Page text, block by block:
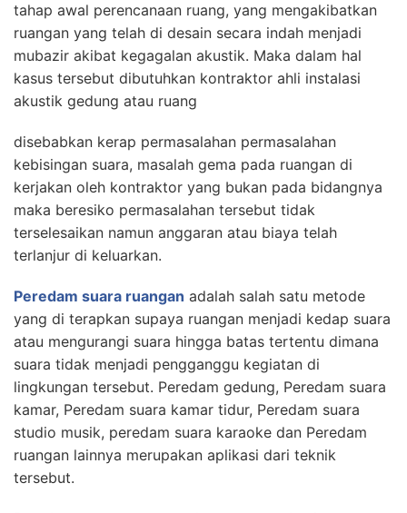
tahap awal perencanaan ruang, yang mengakibatkan
ruangan yang telah di desain secara indah menjadi
mubazir akibat kegagalan akustik. Maka dalam hal
kasus tersebut dibutuhkan kontraktor ahli instalasi
akustik gedung atau ruang
disebabkan kerap permasalahan permasalahan
kebisingan suara, masalah gema pada ruangan di
kerjakan oleh kontraktor yang bukan pada bidangnya
maka beresiko permasalahan tersebut tidak
terselesaikan namun anggaran atau biaya telah
terlanjur di keluarkan.
Peredam suara ruangan adalah salah satu metode
yang di terapkan supaya ruangan menjadi kedap suara
atau mengurangi suara hingga batas tertentu dimana
suara tidak menjadi pengganggu kegiatan di
lingkungan tersebut. Peredam gedung, Peredam suara
kamar, Peredam suara kamar tidur, Peredam suara
studio musik, peredam suara karaoke dan Peredam
ruangan lainnya merupakan aplikasi dari teknik
tersebut.